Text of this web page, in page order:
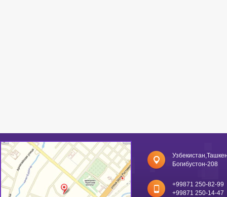
Богибустон-208
+99871 250-82-99
+99871 250-14-47